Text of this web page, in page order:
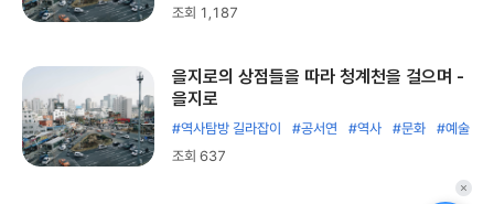
조회 1,187
을지로의 상점들을 따라 청계천을 걸으며 -
을지로
#역사탐방 길라잡이 #공서연 #역사 #문화
#예술
조회 637
퀵